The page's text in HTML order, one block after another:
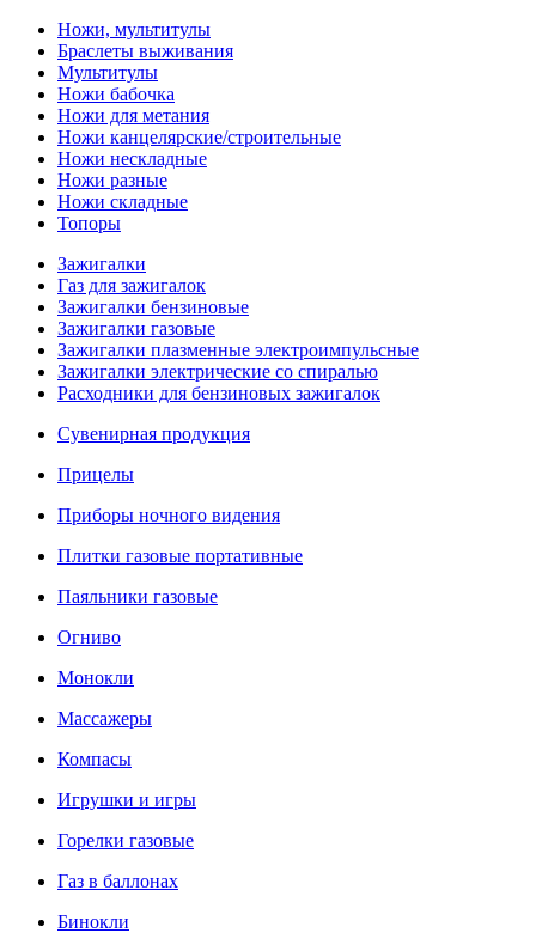
Ножи, мультитулы
Браслеты выживания
Мультитулы
Ножи бабочка
Ножи для метания
Ножи канцелярские/строительные
Ножи нескладные
Ножи разные
Ножи складные
Топоры
Зажигалки
Газ для зажигалок
Зажигалки бензиновые
Зажигалки газовые
Зажигалки плазменные электроимпульсные
Зажигалки электрические со спиралью
Расходники для бензиновых зажигалок
Сувенирная продукция
Прицелы
Приборы ночного видения
Плитки газовые портативные
Паяльники газовые
Огниво
Монокли
Массажеры
Компасы
Игрушки и игры
Горелки газовые
Газ в баллонах
Бинокли